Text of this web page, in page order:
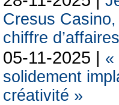
Cresus
chiffre d’affaires
05-11-2025 | «
solidement
créativité »